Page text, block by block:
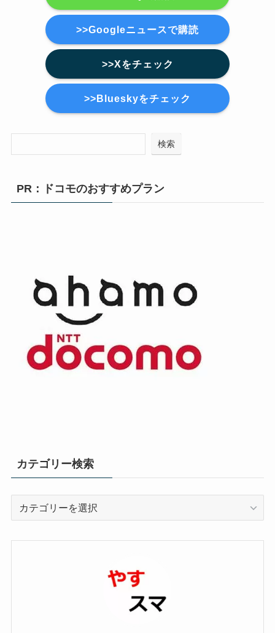
>>Googleニュースで購読
>>Xをチェック
>>Blueskyをチェック
検索
PR：ドコモのおすすめプラン
カテゴリー検索